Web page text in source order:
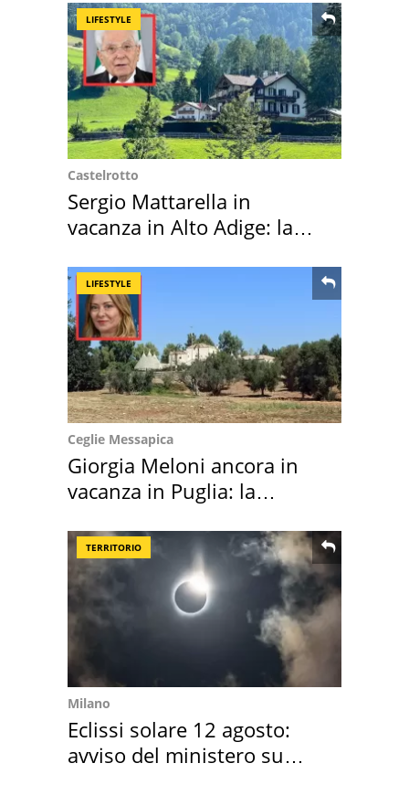
LIFESTYLE
Castelrotto
Sergio Mattarella in
vacanza in Alto Adige: la
LIFESTYLE
Ceglie Messapica
Giorgia Meloni ancora in
vacanza in Puglia: la
TERRITORIO
Milano
Eclissi solare 12 agosto:
avviso del ministero su